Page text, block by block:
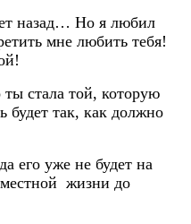
назад… Но я любил
мне любить тебя!
стала той, которую
будет так, как должно
его уже не будет на
жизни до